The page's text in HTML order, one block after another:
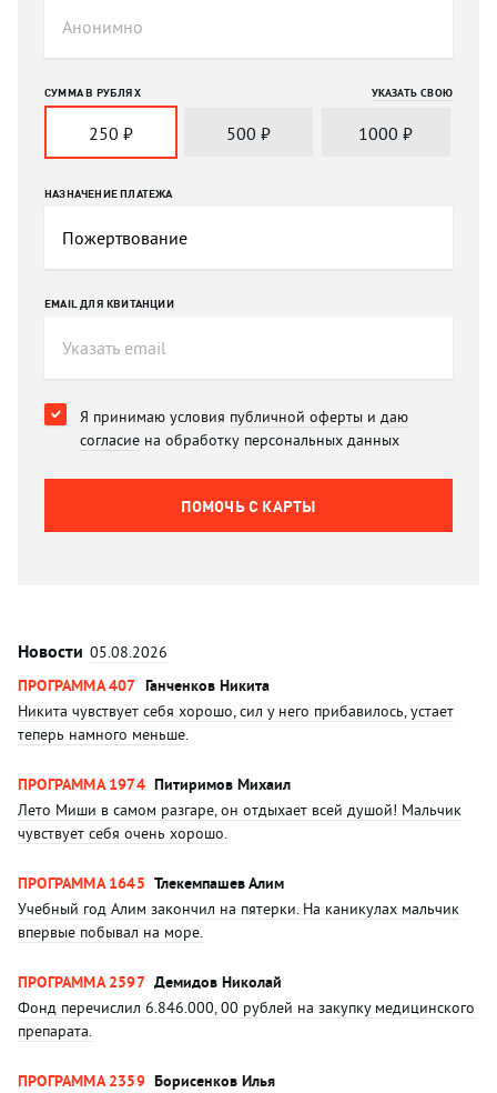
СУММА В РУБЛЯХ
250 ₽ 500 ₽ 1000₽
УКАЗАТЬ СВОЮ
НАЗНАЧЕНИЕ ПЛАТЕЖА
EMAIL ДЛЯ КВИТАНЦИИ
Я принимаю условия публичной оферты и даю
согласие на обработку персональных данных
ПОМОЧЬ C КАРТЫ
Новости 05.08.2026
ПРОГРАММА 407 Ганченков Никита
Никита чувствует себя хорошо, сил у него прибавилось, устает
теперь намного меньше.
ПРОГРАММА 1974 Питиримов Михаил
Лето Миши в самом разгаре, он отдыхает всей душой! Мальчик
чувствует себя очень хорошо.
ПРОГРАММА 1645 Тлекемпашев Алим
Учебный год Алим закончил на пятерки. На каникулах мальчик
впервые побывал на море.
ПРОГРАММА 2597 Демидов Николай
Фонд перечислил 6.846.000, 00 рублей на закупку медицинского
препарата.
ПРОГРАММА 2359 Борисенков Илья